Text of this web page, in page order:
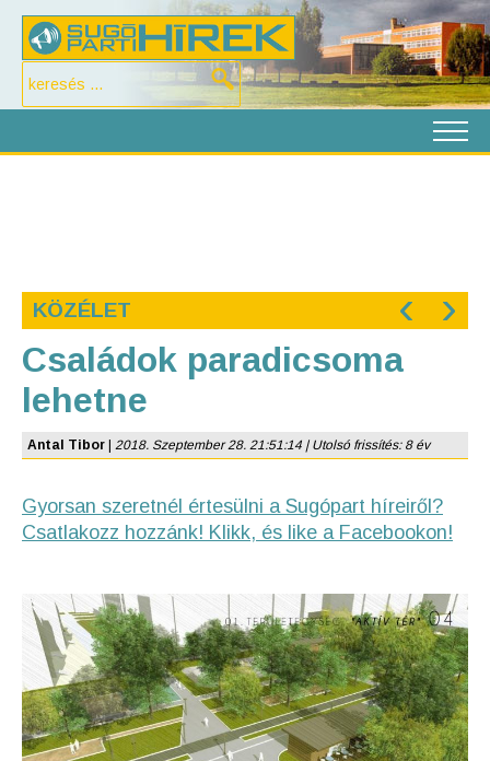
KÖZÉLET ‹ ›
Családok paradicsoma
lehetne
Antal Tibor 2018. Szeptember 28. 21:51:14 | Utolsó frissítés: 8 év
Gyorsan szeretnél értesülni a Sugópart híreiről?
Csatlakozz hozzánk! Klikk, és like a Facebookon!